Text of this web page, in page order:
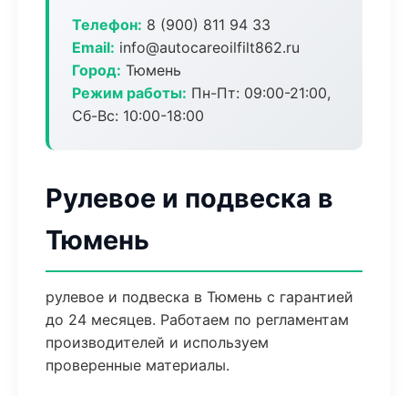
Телефон: 8 (900) 811 94 33
Email: info@autocareoilfilt862.ru
Город: Тюмень
Режим работы: Пн-Пт: 09:00-21:00,
Сб-Вс: 10:00-18:00
Рулевое и подвеска в
Тюмень
рулевое и подвеска в Тюмень с гарантией
до 24 месяцев. Работаем по регламентам
производителей и используем
проверенные материалы.